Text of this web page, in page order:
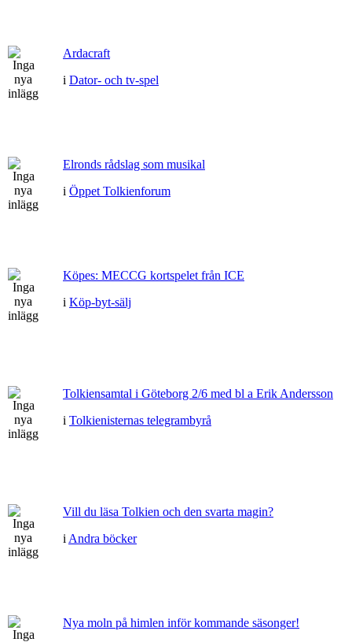
Ardacraft
i Dator- och tv-spel
Elronds rådslag som musikal
i Öppet Tolkienforum
Köpes: MECCG kortspelet från ICE
i Köp-byt-sälj
Tolkiensamtal i Göteborg 2/6 med bl a Erik Andersson
i Tolkienisternas telegrambyrå
Vill du läsa Tolkien och den svarta magin?
i Andra böcker
Nya moln på himlen inför kommande säsonger!